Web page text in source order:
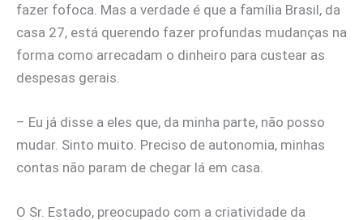
fazer fofoca. Mas a verdade é que a família Brasil, da
casa 27, está querendo fazer profundas mudanças na
forma como arrecadam o dinheiro para custear as
despesas gerais.
– Eu já disse a eles que, da minha parte, não posso
mudar. Sinto muito. Preciso de autonomia, minhas
contas não param de chegar lá em casa.
O Sr. Estado, preocupado com a criatividade da